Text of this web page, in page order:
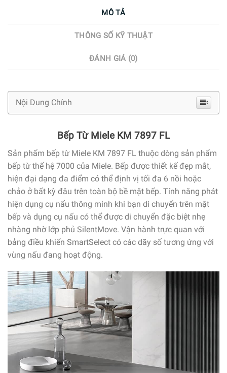
MÔ TẢ
THÔNG SỐ KỸ THUẬT
ĐÁNH GIÁ (0)
Nội Dung Chính
Bếp Từ Miele KM 7897 FL
Sản phẩm bếp từ Miele KM 7897 FL thuộc dòng sản phẩm
bếp từ thế hệ 7000 của Miele. Bếp được thiết kế đẹp mắt,
hiện đại dạng đa điểm có thể định vị tối đa 6 nồi hoặc
chảo ở bất kỳ đâu trên toàn bộ bề mặt bếp. Tính năng phát
hiện dụng cụ nấu thông minh khi bạn di chuyển trên mặt
bếp và dụng cụ nấu có thể được di chuyển đặc biệt nhẹ
nhàng nhờ lớp phủ SilentMove. Vận hành trực quan với
bảng điều khiển SmartSelect có các dãy số tương ứng với
vùng nấu đang hoạt động.